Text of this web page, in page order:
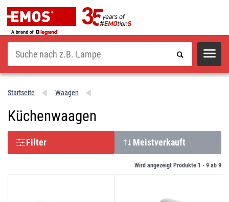
Suche
Startseite Waagen
Küchenwaagen
Filter Meistverkauft
Wird angezeigt Produkte 1 - 9 ab 9